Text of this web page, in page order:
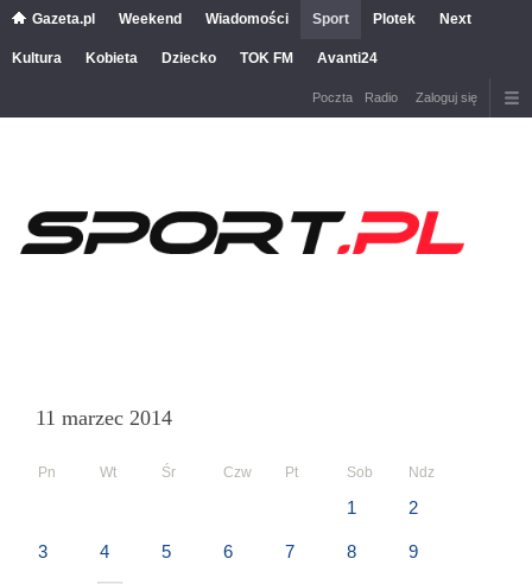
Gazeta.pl Weekend Wiadomości Sport Plotek Next
Kultura Kobieta Dziecko TOK FM Avanti24
Poczta Radio Zaloguj się
11 marzec 2014
Pn Wt Śr Czw Pt Sob Ndz
1 2
3 4 5 6 7 8 9